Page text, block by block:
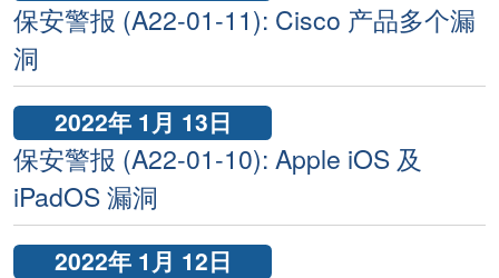
保安警报 (A22-01-11): Cisco 产品多个漏
洞
2022年 1月 13日
保安警报 (A22-01-10): Apple iOS 及
iPadOS 漏洞
2022年 1月 12日